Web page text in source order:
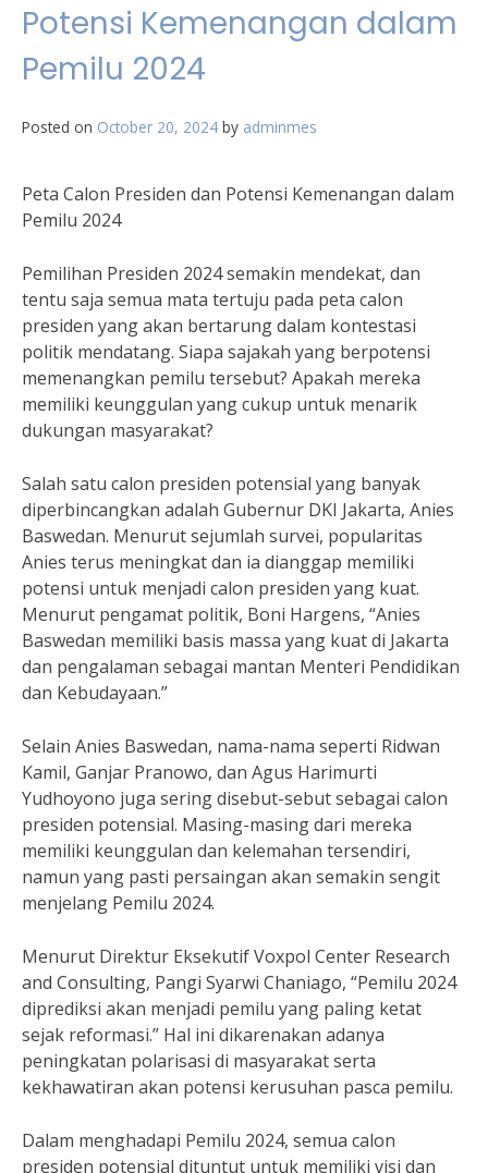
Potensi Kemenangan dalam
Pemilu 2024
Posted on October 20, 2024 by adminmes
Peta Calon Presiden dan Potensi Kemenangan dalam
Pemilu 2024
Pemilihan Presiden 2024 semakin mendekat, dan
tentu saja semua mata tertuju pada peta calon
presiden yang akan bertarung dalam kontestasi
politik mendatang. Siapa sajakah yang berpotensi
memenangkan pemilu tersebut? Apakah mereka
memiliki keunggulan yang cukup untuk menarik
dukungan masyarakat?
Salah satu calon presiden potensial yang banyak
diperbincangkan adalah Gubernur DKI Jakarta, Anies
Baswedan. Menurut sejumlah survei, popularitas
Anies terus meningkat dan ia dianggap memiliki
potensi untuk menjadi calon presiden yang kuat.
Menurut pengamat politik, Boni Hargens, “Anies
Baswedan memiliki basis massa yang kuat di Jakarta
dan pengalaman sebagai mantan Menteri Pendidikan
dan Kebudayaan.”
Selain Anies Baswedan, nama-nama seperti Ridwan
Kamil, Ganjar Pranowo, dan Agus Harimurti
Yudhoyono juga sering disebut-sebut sebagai calon
presiden potensial. Masing-masing dari mereka
memiliki keunggulan dan kelemahan tersendiri,
namun yang pasti persaingan akan semakin sengit
menjelang Pemilu 2024.
Menurut Direktur Eksekutif Voxpol Center Research
and Consulting, Pangi Syarwi Chaniago, “Pemilu 2024
diprediksi akan menjadi pemilu yang paling ketat
sejak reformasi.” Hal ini dikarenakan adanya
peningkatan polarisasi di masyarakat serta
kekhawatiran akan potensi kerusuhan pasca pemilu.
Dalam menghadapi Pemilu 2024, semua calon
presiden potensial dituntut untuk memiliki visi dan